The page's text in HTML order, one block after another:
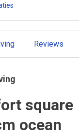
Reviews
square
ocean